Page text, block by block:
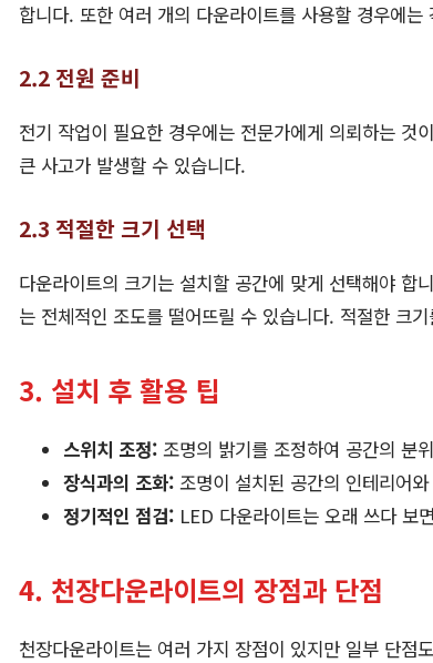
합니다. 또한 여러 개의 다운라이트를 사용할 경우에
2.2 전원 준비
전기 작업이 필요한 경우에는 전문가에게 의뢰하는
큰 사고가 발생할 수 있습니다.
2.3 적절한 크기 선택
다운라이트의 크기는 설치할 공간에 맞게 선택해야
는 전체적인 조도를 떨어뜨릴 수 있습니다. 적절한 크
3. 설치 후 활용 팁
스위치 조정: 조명의 밝기를 조정하여 공간의 분
장식과의 조화: 조명이 설치된 공간의 인테리어
정기적인 점검: LED 다운라이트는 오래 쓰다 보
4. 천장다운라이트의 장점과 단점
천장다운라이트는 여러 가지 장점이 있지만 일부 단